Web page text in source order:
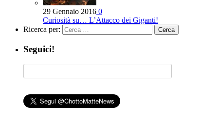
29 Gennaio 2016 0
Curiosità su… L’Attacco dei Giganti!
Ricerca per:
Seguici!